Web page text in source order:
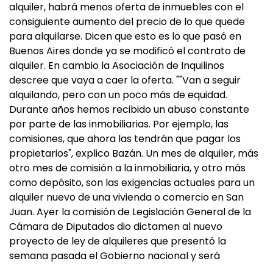
alquiler, habrá menos oferta de inmuebles con el
consiguiente aumento del precio de lo que quede
para alquilarse. Dicen que esto es lo que pasó en
Buenos Aires donde ya se modificó el contrato de
alquiler. En cambio la Asociación de Inquilinos
descree que vaya a caer la oferta. ""Van a seguir
alquilando, pero con un poco más de equidad.
Durante años hemos recibido un abuso constante
por parte de las inmobiliarias. Por ejemplo, las
comisiones, que ahora las tendrán que pagar los
propietarios", explico Bazán. Un mes de alquiler, más
otro mes de comisión a la inmobiliaria, y otro más
como depósito, son las exigencias actuales para un
alquiler nuevo de una vivienda o comercio en San
Juan. Ayer la comisión de Legislación General de la
Cámara de Diputados dio dictamen al nuevo
proyecto de ley de alquileres que presentó la
semana pasada el Gobierno nacional y será